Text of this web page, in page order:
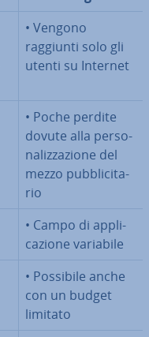
• Vengono
raggiunti solo gli
utenti su Internet
• Poche perdite
dovute alla per­so­
na­liz­za­zio­ne del
mezzo pub­bli­ci­ta­
rio
• Campo di ap­pli­
ca­zio­ne variabile
• Possibile anche
con un budget
limitato